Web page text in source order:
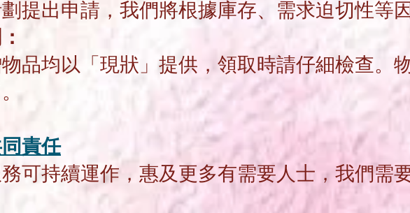
提出申請，我們將根據庫存、需求迫切性等
品均以「現狀」提供，領取時請仔細檢查。
責任
可持續運作，惠及更多有需要人士，我們需